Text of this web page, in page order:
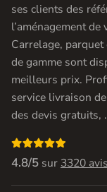
ses clients des
l’aménagement de
Carrelage,
de gamme sont
meilleurs prix.
service livraison
des devis gratuits,

4.8/5 sur 3320